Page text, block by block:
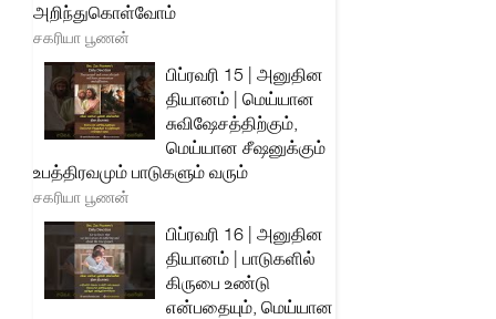
அறிந்துகொள்வோம்
சகரியா பூணன்
பிப்ரவரி 15 | அனுதின
தியானம் | மெய்யான
சுவிஷேசத்திற்கும்,
மெய்யான சீஷனுக்கும்
உபத்திரவமும் பாடுகளும் வரும்
சகரியா பூணன்
பிப்ரவரி 16 | அனுதின
தியானம் | பாடுகளில்
கிருபை உண்டு
என்பதையும், மெய்யான